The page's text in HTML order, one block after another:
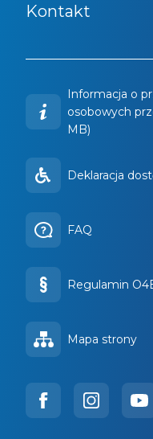
Kontakt
Informacja o
osobowych
MB)
Deklaracja
FAQ
Regulamin
Mapa strony